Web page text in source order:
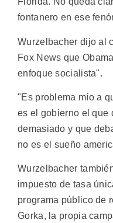
fontanero en ese
Wurzelbacher dijo al
Fox News que
enfoque socialista".
"Es problema mío a
es el gobierno el que
demasiado y que
no es el sueño
Wurzelbacher
impuesto de tasa
programa público de
Gorka, la propia